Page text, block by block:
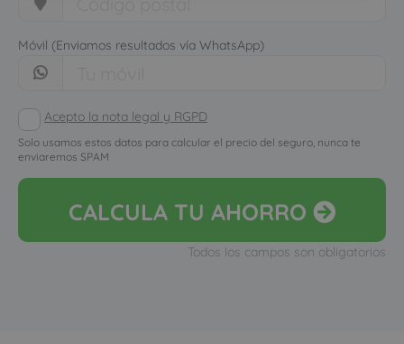
Móvil (Enviamos resultados vía WhatsApp)
Acepto la nota legal y RGPD
Solo usamos estos datos para calcular el precio del seguro, nunca te
enviaremos SPAM
CALCULA TU AHORRO
Todos los campos son obligatorios